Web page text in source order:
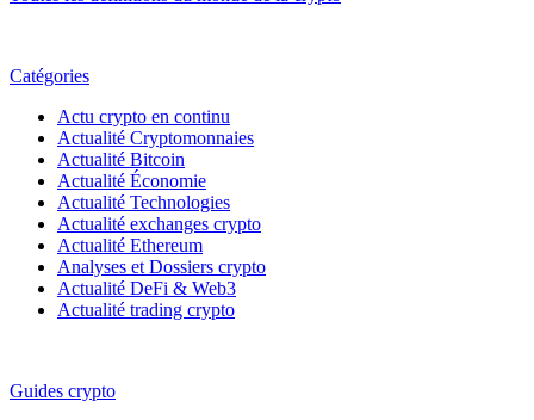
Catégories
Actu crypto en continu
Actualité Cryptomonnaies
Actualité Bitcoin
Actualité Économie
Actualité Technologies
Actualité exchanges crypto
Actualité Ethereum
Analyses et Dossiers crypto
Actualité DeFi & Web3
Actualité trading crypto
Guides crypto